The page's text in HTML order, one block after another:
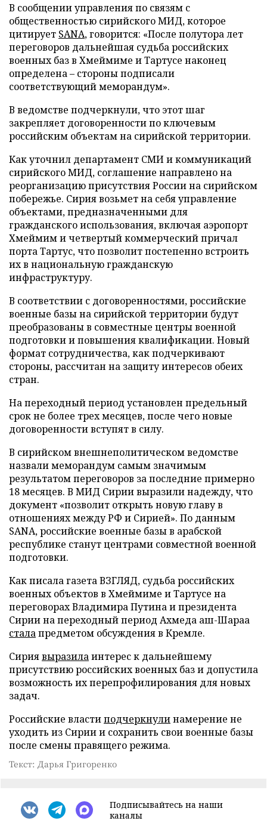
В сообщении управления по связям с
общественностью сирийского МИД, которое
цитирует SANA, говорится: «После полутора лет
переговоров дальнейшая судьба российских
военных баз в Хмеймиме и Тартусе наконец
определена – стороны подписали
соответствующий меморандум».
В ведомстве подчеркнули, что этот шаг
закрепляет договоренности по ключевым
российским объектам на сирийской территории.
Как уточнил департамент СМИ и коммуникаций
сирийского МИД, соглашение направлено на
реорганизацию присутствия России на сирийском
побережье. Сирия возьмет на себя управление
объектами, предназначенными для
гражданского использования, включая аэропорт
Хмеймим и четвертый коммерческий причал
порта Тартус, что позволит постепенно встроить
их в национальную гражданскую
инфраструктуру.
В соответствии с договоренностями, российские
военные базы на сирийской территории будут
преобразованы в совместные центры военной
подготовки и повышения квалификации. Новый
формат сотрудничества, как подчеркивают
стороны, рассчитан на защиту интересов обеих
стран.
На переходный период установлен предельный
срок не более трех месяцев, после чего новые
договоренности вступят в силу.
В сирийском внешнеполитическом ведомстве
назвали меморандум самым значимым
результатом переговоров за последние примерно
18 месяцев. В МИД Сирии выразили надежду, что
документ «позволит открыть новую главу в
отношениях между РФ и Сирией». По данным
SANA, российские военные базы в арабской
республике станут центрами совместной военной
подготовки.
Как писала газета ВЗГЛЯД, судьба российских
военных объектов в Хмеймиме и Тартусе на
переговорах Владимира Путина и президента
Сирии на переходный период Ахмеда аш-Шараа
сталапредметом обсуждения в Кремле.
Сириявыразилаинтерес к дальнейшему
присутствию российских военных баз и допустила
возможность их перепрофилирования для новых
задач.
Российские властиподчеркнулинамерение не
уходить из Сирии и сохранить свои военные базы
после смены правящего режима.
Текст: Дарья Григоренко
Подписывайтесь на наши
каналы